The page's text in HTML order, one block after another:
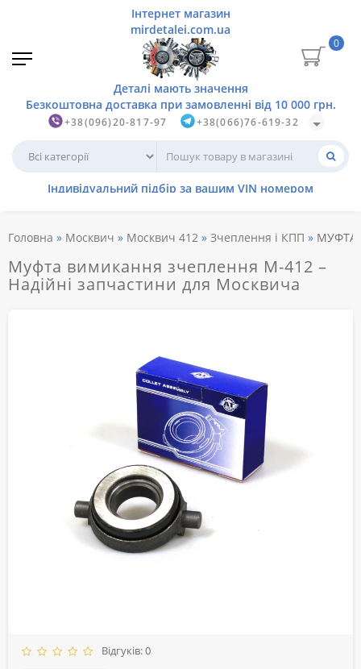
+38(096)20-817-97 +38(066)76-619-32
0
Головна Москвич Москвич 412 Зчеплення і КПП МУФТА
Муфта вимикання зчеплення М-412 –
Надійні запчастини для Москвича
Відгуків: 0